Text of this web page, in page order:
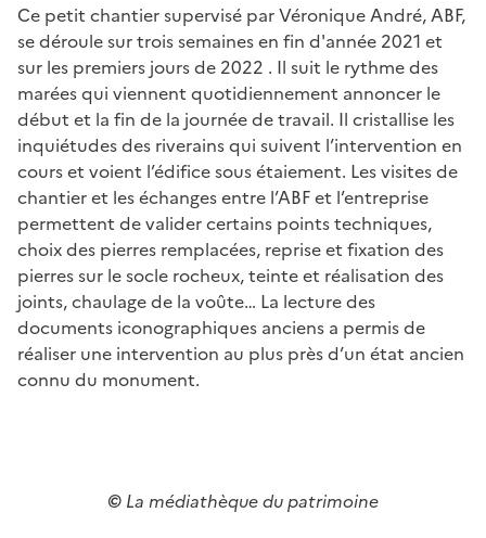
Ce petit chantier supervisé par Véronique André, ABF,
se déroule sur trois semaines en fin d'année 2021 et
sur les premiers jours de 2022 . Il suit le rythme des
marées qui viennent quotidiennement annoncer le
début et la fin de la journée de travail. Il cristallise les
inquiétudes des riverains qui suivent l’intervention en
cours et voient l’édifice sous étaiement. Les visites de
chantier et les échanges entre l’ABF et l’entreprise
permettent de valider certains points techniques,
choix des pierres remplacées, reprise et fixation des
pierres sur le socle rocheux, teinte et réalisation des
joints, chaulage de la voûte… La lecture des
documents iconographiques anciens a permis de
réaliser une intervention au plus près d’un état ancien
connu du monument.
© La médiathèque du patrimoine